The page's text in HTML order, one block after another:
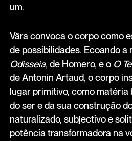
um.
Vära convoca o corpo como
de possibilidades. Ecoando
Odisseia, de Homero, e o O
de Antonin Artaud, o corpo
lugar primitivo, como
do ser e da sua construção
naturalizado, subjectivo e
potência transformadora na